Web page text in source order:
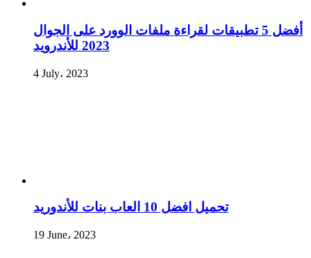
أفضل 5 تطبيقات لقراءة ملفات الوورد على الجوال
2023 للأندرويد
4 July، 2023
تحميل افضل 10 العاب بنات للأندوريد
19 June، 2023